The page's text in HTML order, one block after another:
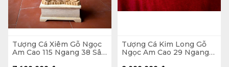
Tượng Cá Xiêm Gỗ Ngọc
Am Cao 115 Ngang 38 Sâu
Tượng Cá Kim Long Gỗ
Ngọc Am Cao 29 Ngang